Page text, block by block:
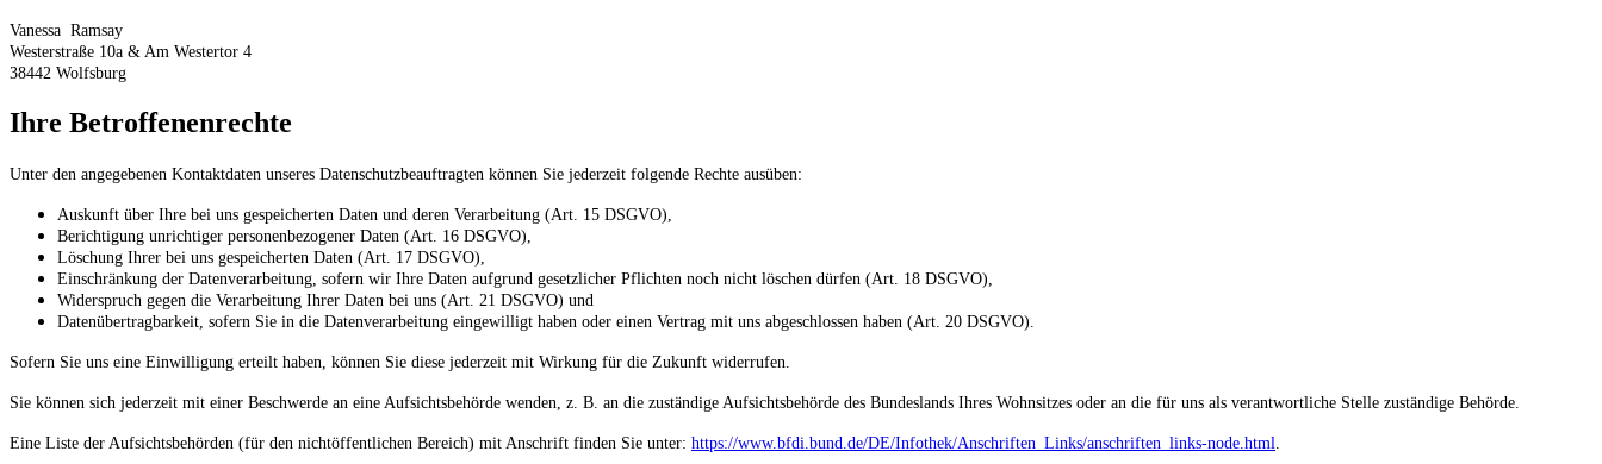
Vanessa Ramsay
Westerstraße 10a & Am Westertor 4
38442 Wolfsburg
Ihre Betroffenenrechte
Unter den angegebenen Kontaktdaten unseres Datenschutzbeauftragten können Sie jederzeit folgende Rechte ausüben:
Auskunft über Ihre bei uns gespeicherten Daten und deren Verarbeitung (Art. 15 DSGVO),
Berichtigung unrichtiger personenbezogener Daten (Art. 16 DSGVO),
Löschung Ihrer bei uns gespeicherten Daten (Art. 17 DSGVO),
Einschränkung der Datenverarbeitung, sofern wir Ihre Daten aufgrund gesetzlicher Pflichten noch nicht löschen dürfen (Art. 18 DSGVO),
Widerspruch gegen die Verarbeitung Ihrer Daten bei uns (Art. 21 DSGVO) und
Datenübertragbarkeit, sofern Sie in die Datenverarbeitung eingewilligt haben oder einen Vertrag mit uns abgeschlossen haben (Art. 20 DSGVO).
Sofern Sie uns eine Einwilligung erteilt haben, können Sie diese jederzeit mit Wirkung für die Zukunft widerrufen.
Sie können sich jederzeit mit einer Beschwerde an eine Aufsichtsbehörde wenden, z. B. an die zuständige Aufsichtsbehörde des Bundeslands Ihres Wohnsitzes oder an die für uns als verantwortliche Stelle zuständige Behörde.
Eine Liste der Aufsichtsbehörden (für den nichtöffentlichen Bereich) mit Anschrift finden Sie unter: https://www.bfdi.bund.de/DE/Infothek/Anschriften_Links/anschriften_links-node.html